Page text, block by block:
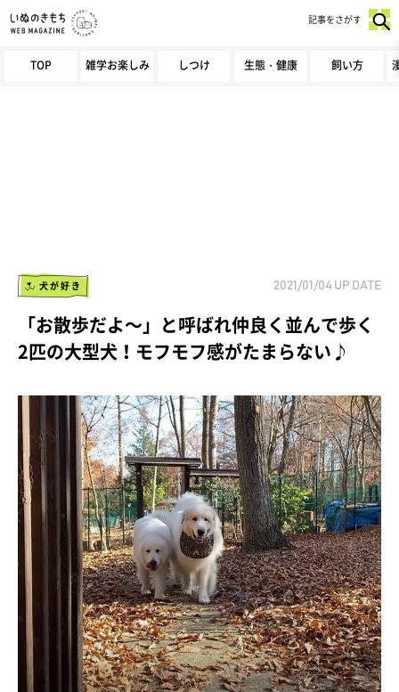
TOP 雑学お楽しみ しつけ 生態・健康 飼い方
記事をさがす
犬が好き 2021/01/04 UP DATE
「お散歩だよ～」と呼ばれ仲良く並んで歩く
2匹の大型犬！モフモフ感がたまらない♪